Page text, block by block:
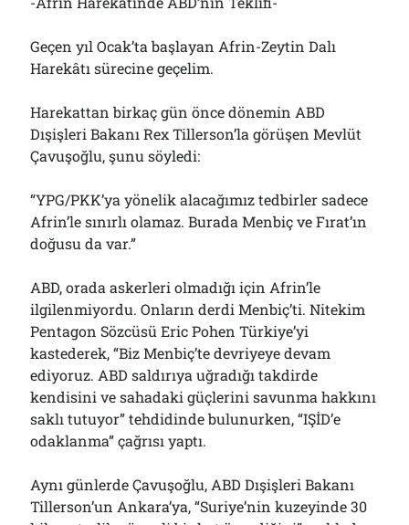
Geçen yıl Ocak’ta başlayan Afrin-Zeytin Dalı
Harekâtı sürecine geçelim.
Harekattan birkaç gün önce dönemin ABD
Dışişleri Bakanı Rex Tillerson’la görüşen Mevlüt
Çavuşoğlu, şunu söyledi:
“YPG/PKK’ya yönelik alacağımız tedbirler sadece
Afrin’le sınırlı olamaz. Burada Menbiç ve Fırat’ın
doğusu da var.”
ABD, orada askerleri olmadığı için Afrin’le
ilgilenmiyordu. Onların derdi Menbiç’ti. Nitekim
Pentagon Sözcüsü Eric Pohen Türkiye’yi
kastederek, “Biz Menbiç’te devriyeye devam
ediyoruz. ABD saldırıya uğradığı takdirde
kendisini ve sahadaki güçlerini savunma hakkını
saklı tutuyor” tehdidinde bulunurken, “IŞİD’e
odaklanma” çağrısı yaptı.
Aynı günlerde Çavuşoğlu, ABD Dışişleri Bakanı
Tillerson’un Ankara’ya, “Suriye’nin kuzeyinde 30